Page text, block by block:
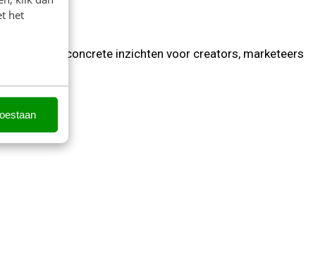
het
en vol concrete inzichten voor creators, marketeers